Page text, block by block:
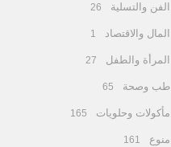
الفن والتسلية 26
المال والاقتصاد 1
المرأة والطفل 27
طب وصحة 65
مأكولات وحلويات 165
منوع 161